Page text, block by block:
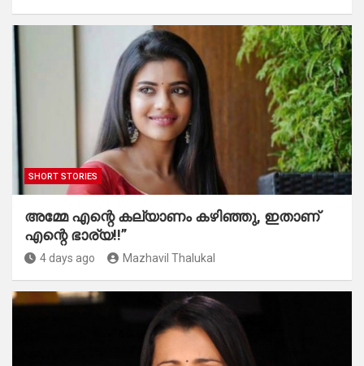
SHORT STORIES
അമ്മേ എന്റെ കല്യാണം കഴിഞ്ഞു, ഇതാണ്
എന്റെ ഭാര്യ!!”
4 days ago Mazhavil Thalukal